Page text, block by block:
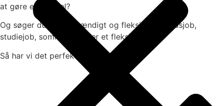
at gøre en forskel?
Og søger du et selvstændigt og fleksibelt deltidsjob,
studiejob, sommerjob eller et fleksjob?
Så har vi det perfekte job til dig.